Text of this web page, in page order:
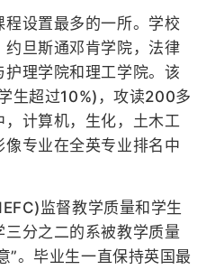
设置最多的一所。学校
旦斯通邓肯学院，法律
理学院和理工学院。该
生超过10%)，攻读200多
计算机，生化，土木工
专业在全英专业排名中
监督教学质量和学生
分之二的系被教学质量
”。毕业生一直保持英国最